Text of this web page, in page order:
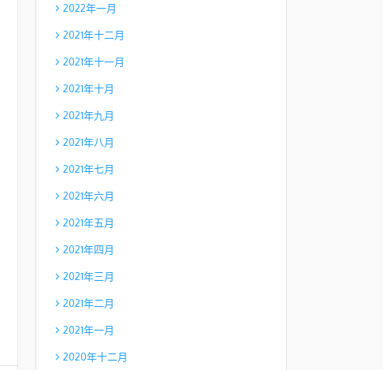
2022年一月
2021年十二月
2021年十一月
2021年十月
2021年九月
2021年八月
2021年七月
2021年六月
2021年五月
2021年四月
2021年三月
2021年二月
2021年一月
2020年十二月